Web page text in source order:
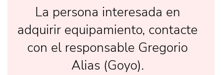
La persona interesada en
adquirir equipamiento, contacte
con el responsable Gregorio
Alias (Goyo).